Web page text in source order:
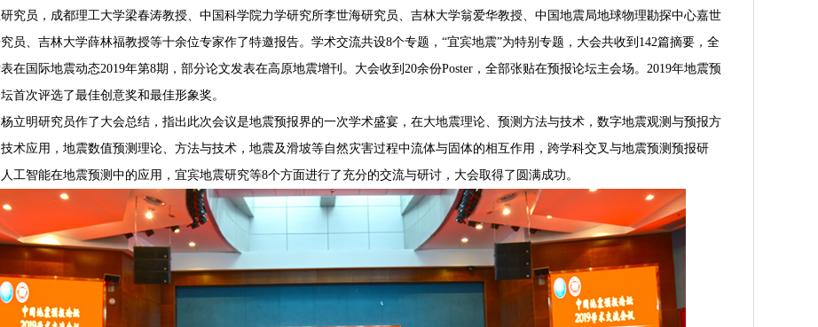
究员，成都理工大学梁春涛教授、中国科学院力学研究所李世海研究员、吉林大学翁爱华教授、中国地震局地球物理勘探中心嘉世
员、吉林大学薛林福教授等十余位专家作了特邀报告。学术交流共设8个专题，“宜宾地震”为特别专题，大会共收到142篇摘要，全
在国际地震动态2019年第8期，部分论文发表在高原地震增刊。大会收到20余份Poster，全部张贴在预报论坛主会场。2019年地震预
首次评选了最佳创意奖和最佳形象奖。
杨立明研究员作了大会总结，指出此次会议是地震预报界的一次学术盛宴，在大地震理论、预测方法与技术，数字地震观测与预报方
术应用，地震数值预测理论、方法与技术，地震及滑坡等自然灾害过程中流体与固体的相互作用，跨学科交叉与地震预测预报研
工智能在地震预测中的应用，宜宾地震研究等8个方面进行了充分的交流与研讨，大会取得了圆满成功。